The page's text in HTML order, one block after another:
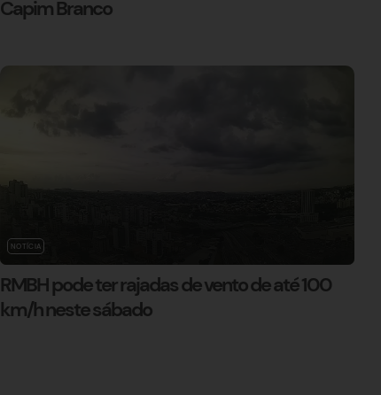
Capim Branco
NOTÍCIA
RMBH pode ter rajadas de vento de até 100
km/h neste sábado